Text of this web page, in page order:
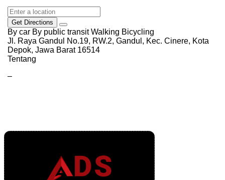
Get Directions
By car By public transit Walking Bicycling
Jl. Raya Gandul No.19, RW.2, Gandul, Kec. Cinere, Kota
Depok, Jawa Barat 16514
Tentang
–